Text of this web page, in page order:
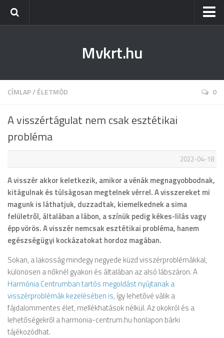
Tiszaújváros
Kazincbarcika
Mvkrt.hu
CÍMLAP/ÉLETMÓD 0
A visszértágulat nem csak esztétikai
probléma
2022-04-18
A visszér akkor keletkezik, amikor a vénák megnagyobbodnak,
kitágulnak és túlságosan megtelnek vérrel. A visszereket mi
magunk is láthatjuk, duzzadtak, kiemelkednek a sima
felületről, általában a lábon, a színük pedig kékes-lilás vagy
épp vörös. A visszér nemcsak esztétikai probléma, hanem
egészségügyi kockázatokat hordoz magában.
Sokan, a lakosság mindegy negyede küzd visszérproblémákkal,
különösen a nőknél gyakori és általában az alsó lábszáron. A
Harmónia Centrumban tartós megoldást nyújtanak a
visszérproblémák kezelésében is, így lehetővé válik a
fájdalommentes élet, mellékhatások nélkül. Az okokról és a
lehetőségekről a harmonia-centrum.hu honlapon bárki
tájékozódhat.